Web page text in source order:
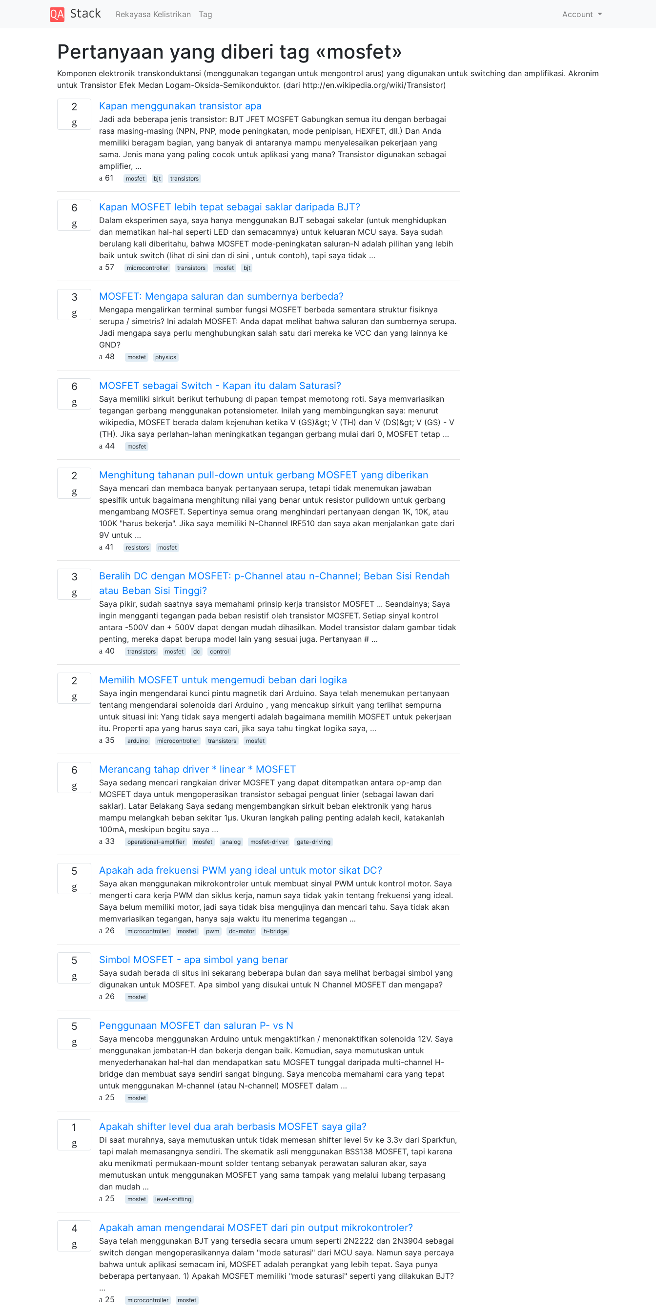
Rekayasa Kelistrikan Tag Account
Pertanyaan yang diberi tag «mosfet»
Komponen elektronik transkonduktansi (menggunakan tegangan untuk mengontrol arus) yang digunakan untuk switching dan amplifikasi. Akronim
untuk Transistor Efek Medan Logam-Oksida-Semikonduktor. (dari http://en.wikipedia.org/wiki/Transistor)
2 Kapan menggunakan transistor apa
Jadi ada beberapa jenis transistor: BJT JFET MOSFET Gabungkan semua itu dengan berbagai
rasa masing-masing (NPN, PNP, mode peningkatan, mode penipisan, HEXFET, dll.) Dan Anda
memiliki beragam bagian, yang banyak di antaranya mampu menyelesaikan pekerjaan yang
sama. Jenis mana yang paling cocok untuk aplikasi yang mana? Transistor digunakan sebagai
amplifier, …
61
mosfet bjt transistors
6 Kapan MOSFET lebih tepat sebagai saklar daripada BJT?
Dalam eksperimen saya, saya hanya menggunakan BJT sebagai sakelar (untuk menghidupkan
dan mematikan hal-hal seperti LED dan semacamnya) untuk keluaran MCU saya. Saya sudah
berulang kali diberitahu, bahwa MOSFET mode-peningkatan saluran-N adalah pilihan yang lebih
baik untuk switch (lihat di sini dan di sini , untuk contoh), tapi saya tidak …
57
microcontroller transistors mosfet bjt
3 MOSFET: Mengapa saluran dan sumbernya berbeda?
Mengapa mengalirkan terminal sumber fungsi MOSFET berbeda sementara struktur fisiknya
serupa / simetris? Ini adalah MOSFET: Anda dapat melihat bahwa saluran dan sumbernya serupa.
Jadi mengapa saya perlu menghubungkan salah satu dari mereka ke VCC dan yang lainnya ke
GND?
48
mosfet physics
6 MOSFET sebagai Switch - Kapan itu dalam Saturasi?
Saya memiliki sirkuit berikut terhubung di papan tempat memotong roti. Saya memvariasikan
tegangan gerbang menggunakan potensiometer. Inilah yang membingungkan saya: menurut
wikipedia, MOSFET berada dalam kejenuhan ketika V (GS)&gt; V (TH) dan V (DS)&gt; V (GS) - V
(TH). Jika saya perlahan-lahan meningkatkan tegangan gerbang mulai dari 0, MOSFET tetap …
44
mosfet
2 Menghitung tahanan pull-down untuk gerbang MOSFET yang diberikan
Saya mencari dan membaca banyak pertanyaan serupa, tetapi tidak menemukan jawaban
spesifik untuk bagaimana menghitung nilai yang benar untuk resistor pulldown untuk gerbang
mengambang MOSFET. Sepertinya semua orang menghindari pertanyaan dengan 1K, 10K, atau
100K "harus bekerja". Jika saya memiliki N-Channel IRF510 dan saya akan menjalankan gate dari
9V untuk …
41
resistors mosfet
3
Beralih DC dengan MOSFET: p-Channel atau n-Channel; Beban Sisi Rendah
atau Beban Sisi Tinggi?
Saya pikir, sudah saatnya saya memahami prinsip kerja transistor MOSFET ... Seandainya; Saya
ingin mengganti tegangan pada beban resistif oleh transistor MOSFET. Setiap sinyal kontrol
antara -500V dan + 500V dapat dengan mudah dihasilkan. Model transistor dalam gambar tidak
penting, mereka dapat berupa model lain yang sesuai juga. Pertanyaan # …
40
transistors mosfet dc control
2 Memilih MOSFET untuk mengemudi beban dari logika
Saya ingin mengendarai kunci pintu magnetik dari Arduino. Saya telah menemukan pertanyaan
tentang mengendarai solenoida dari Arduino , yang mencakup sirkuit yang terlihat sempurna
untuk situasi ini: Yang tidak saya mengerti adalah bagaimana memilih MOSFET untuk pekerjaan
itu. Properti apa yang harus saya cari, jika saya tahu tingkat logika saya, …
35
arduino microcontroller transistors mosfet
6 Merancang tahap driver * linear * MOSFET
Saya sedang mencari rangkaian driver MOSFET yang dapat ditempatkan antara op-amp dan
MOSFET daya untuk mengoperasikan transistor sebagai penguat linier (sebagai lawan dari
saklar). Latar Belakang Saya sedang mengembangkan sirkuit beban elektronik yang harus
mampu melangkah beban sekitar 1μs. Ukuran langkah paling penting adalah kecil, katakanlah
100mA, meskipun begitu saya …
33
operational-amplifier mosfet analog mosfet-driver gate-driving
5 Apakah ada frekuensi PWM yang ideal untuk motor sikat DC?
Saya akan menggunakan mikrokontroler untuk membuat sinyal PWM untuk kontrol motor. Saya
mengerti cara kerja PWM dan siklus kerja, namun saya tidak yakin tentang frekuensi yang ideal.
Saya belum memiliki motor, jadi saya tidak bisa mengujinya dan mencari tahu. Saya tidak akan
memvariasikan tegangan, hanya saja waktu itu menerima tegangan …
26
microcontroller mosfet pwm dc-motor h-bridge
5 Simbol MOSFET - apa simbol yang benar
Saya sudah berada di situs ini sekarang beberapa bulan dan saya melihat berbagai simbol yang
digunakan untuk MOSFET. Apa simbol yang disukai untuk N Channel MOSFET dan mengapa?
26
mosfet
5 Penggunaan MOSFET dan saluran P- vs N
Saya mencoba menggunakan Arduino untuk mengaktifkan / menonaktifkan solenoida 12V. Saya
menggunakan jembatan-H dan bekerja dengan baik. Kemudian, saya memutuskan untuk
menyederhanakan hal-hal dan mendapatkan satu MOSFET tunggal daripada multi-channel H-
bridge dan membuat saya sendiri sangat bingung. Saya mencoba memahami cara yang tepat
untuk menggunakan M-channel (atau N-channel) MOSFET dalam …
25
mosfet
1 Apakah shifter level dua arah berbasis MOSFET saya gila?
Di saat murahnya, saya memutuskan untuk tidak memesan shifter level 5v ke 3.3v dari Sparkfun,
tapi malah memasangnya sendiri. The skematik asli menggunakan BSS138 MOSFET, tapi karena
aku menikmati permukaan-mount solder tentang sebanyak perawatan saluran akar, saya
memutuskan untuk menggunakan MOSFET yang sama tampak yang melalui lubang terpasang
dan mudah …
25
mosfet level-shifting
4 Apakah aman mengendarai MOSFET dari pin output mikrokontroler?
Saya telah menggunakan BJT yang tersedia secara umum seperti 2N2222 dan 2N3904 sebagai
switch dengan mengoperasikannya dalam "mode saturasi" dari MCU saya. Namun saya percaya
bahwa untuk aplikasi semacam ini, MOSFET adalah perangkat yang lebih tepat. Saya punya
beberapa pertanyaan. 1) Apakah MOSFET memiliki "mode saturasi" seperti yang dilakukan BJT?
…
25
microcontroller mosfet